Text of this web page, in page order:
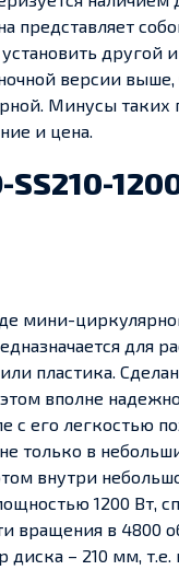
представляет
другой
версии выше,
Минусы таких
и цена.
SS210-
мини-
для
пластика.
вполне
с его легкостью
только в
внутри
1200 Вт,
вращения в 4800
диска – 210 мм, т.е.